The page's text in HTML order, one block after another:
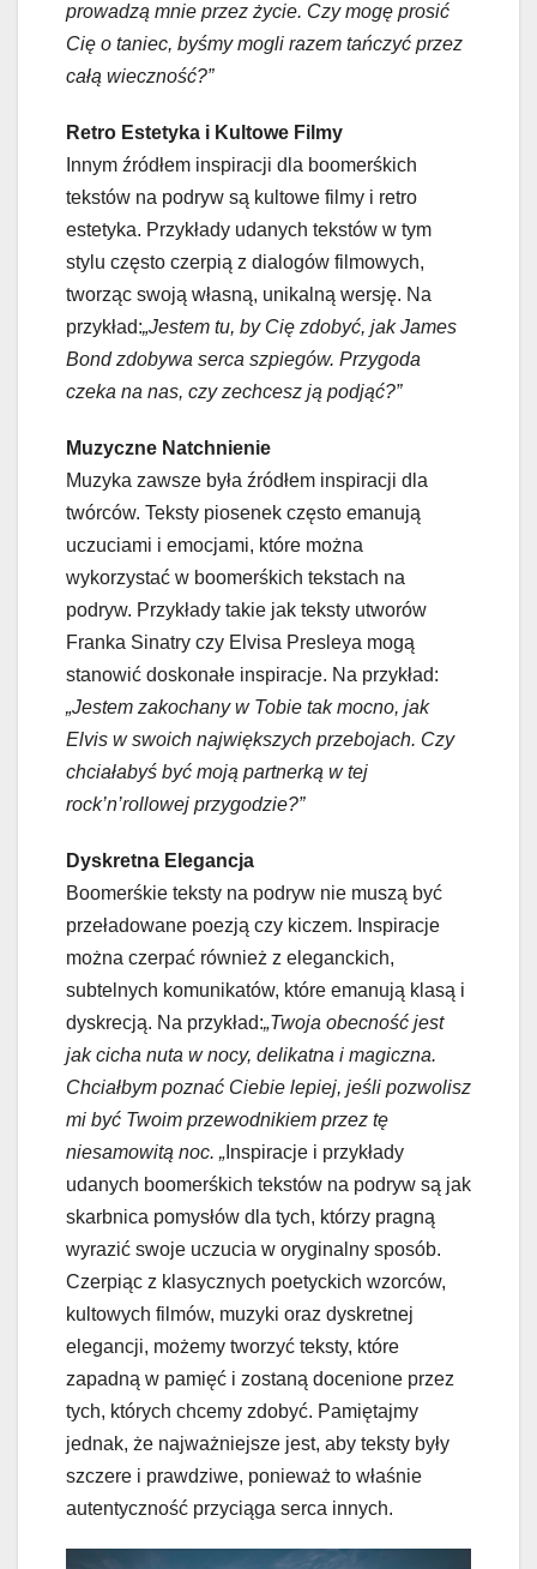
prowadzą mnie przez życie. Czy mogę prosić
Cię o taniec, byśmy mogli razem tańczyć przez
całą wieczność?”
Retro Estetyka i Kultowe Filmy
Innym źródłem inspiracji dla boomerśkich
tekstów na podryw są kultowe filmy i retro
estetyka. Przykłady udanych tekstów w tym
stylu często czerpią z dialogów filmowych,
tworząc swoją własną, unikalną wersję. Na
przykład:„Jestem tu, by Cię zdobyć, jak James
Bond zdobywa serca szpiegów. Przygoda
czeka na nas, czy zechcesz ją podjąć?”
Muzyczne Natchnienie
Muzyka zawsze była źródłem inspiracji dla
twórców. Teksty piosenek często emanują
uczuciami i emocjami, które można
wykorzystać w boomerśkich tekstach na
podryw. Przykłady takie jak teksty utworów
Franka Sinatry czy Elvisa Presleya mogą
stanowić doskonałe inspiracje. Na przykład:
„Jestem zakochany w Tobie tak mocno, jak
Elvis w swoich największych przebojach. Czy
chciałabyś być moją partnerką w tej
rock’n’rollowej przygodzie?”
Dyskretna Elegancja
Boomerśkie teksty na podryw nie muszą być
przeładowane poezją czy kiczem. Inspiracje
można czerpać również z eleganckich,
subtelnych komunikatów, które emanują klasą i
dyskrecją. Na przykład:„Twoja obecność jest
jak cicha nuta w nocy, delikatna i magiczna.
Chciałbym poznać Ciebie lepiej, jeśli pozwolisz
mi być Twoim przewodnikiem przez tę
niesamowitą noc. „ Inspiracje i przykłady
udanych boomerśkich tekstów na podryw są jak
skarbnica pomysłów dla tych, którzy pragną
wyrazić swoje uczucia w oryginalny sposób.
Czerpiąc z klasycznych poetyckich wzorców,
kultowych filmów, muzyki oraz dyskretnej
elegancji, możemy tworzyć teksty, które
zapadną w pamięć i zostaną docenione przez
tych, których chcemy zdobyć. Pamiętajmy
jednak, że najważniejsze jest, aby teksty były
szczere i prawdziwe, ponieważ to właśnie
autentyczność przyciąga serca innych.